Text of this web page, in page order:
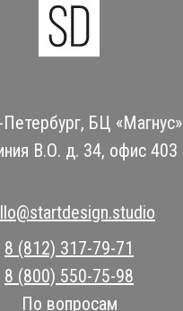
Петербург, БЦ «Магнус»
В.О. д. 34, офис 403
8 (812) 317-79-71
8 (800) 550-75-98
По вопросам